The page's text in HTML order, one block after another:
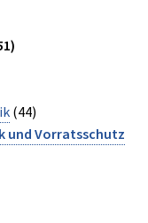
(44)
und Vorratsschutz